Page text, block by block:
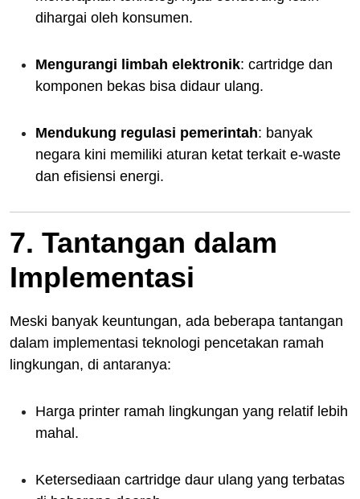
dihargai oleh konsumen.
Mengurangi limbah elektronik: cartridge dan
komponen bekas bisa didaur ulang.
Mendukung regulasi pemerintah: banyak
negara kini memiliki aturan ketat terkait e-waste
dan efisiensi energi.
7. Tantangan dalam
Implementasi
Meski banyak keuntungan, ada beberapa tantangan
dalam implementasi teknologi pencetakan ramah
lingkungan, di antaranya:
Harga printer ramah lingkungan yang relatif lebih
mahal.
Ketersediaan cartridge daur ulang yang terbatas